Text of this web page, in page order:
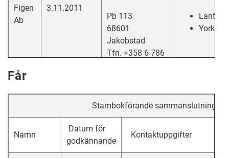
Figen
Ab
3.11.2011
Pb 113
68601
Jakobstad
Tfn. +358 6 786
Lantras
Får
Stambokförande sammanslutning:
Namn
Datum för
godkännande
Kontaktuppgifter